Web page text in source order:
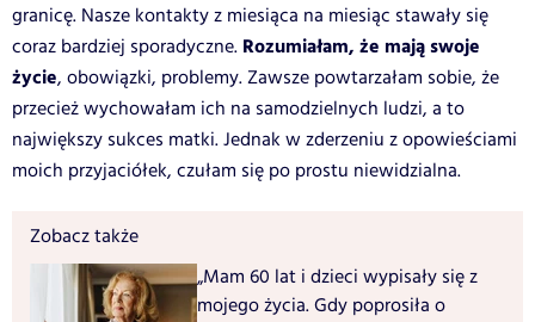
granicę. Nasze kontakty z miesiąca na miesiąc stawały się
coraz bardziej sporadyczne. Rozumiałam, że mają swoje
życie, obowiązki, problemy. Zawsze powtarzałam sobie, że
przecież wychowałam ich na samodzielnych ludzi, a to
największy sukces matki. Jednak w zderzeniu z opowieściami
moich przyjaciółek, czułam się po prostu niewidzialna.
Zobacz także
„Mam 60 lat i dzieci wypisały się z
mojego życia. Gdy poprosiła o